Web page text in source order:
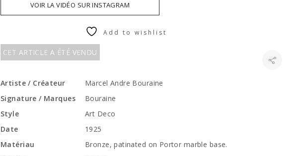
CET ARTICLE A ÉTÉ VENDU
VOIR LA VIDÉO SUR INSTAGRAM
Add to wishlist
Artiste / Créateur
Marcel Andre Bouraine
Signature / Marques
Bouraine
Style
Art Deco
Date
1925
Matériau
Bronze, patinated on Portor marble base.